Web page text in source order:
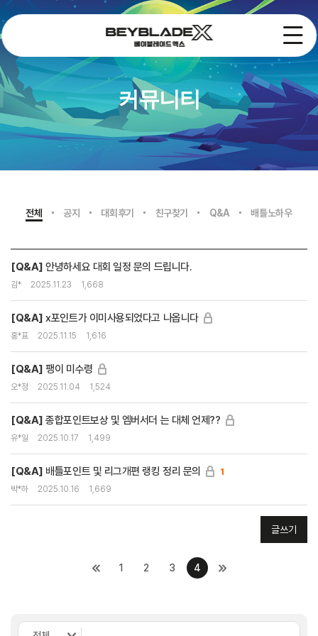
커뮤니티
전체 공지 대회후기 친구찾기 Q&A 배틀노하우
[Q&A] 안녕하세요 대회 일정 문의 드립니다.
김* 2025.11.23 1,668
[Q&A] x포인트가 이미사용되었다고 나옵니다
홍*표 2025.11.15 1,616
[Q&A] 팽이 미수령
오*정 2025.11.04 1,524
[Q&A] 종합포인트보상 및 엠버서더 는 대체 언제??
유*일 2025.10.17 1,499
[Q&A] 배틀포인트 및 리그개편 랭킹 정리 문의 1
박*하 2025.10.16 1,669
글쓰기
1 2 3 4